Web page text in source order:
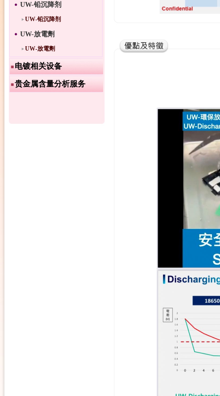
UW-铅沉降剂
UW-铅沉降剂
UW-放電劑
UW-放電劑
电镀相关设备
贵金属含量分析服务